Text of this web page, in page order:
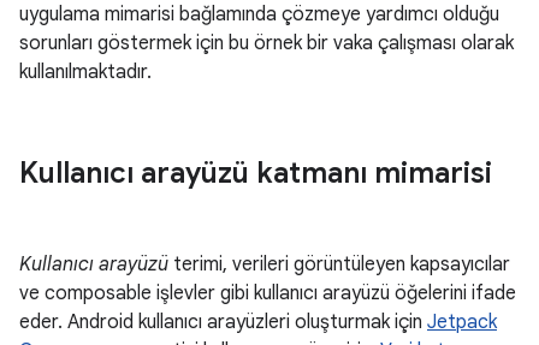
uygulama mimarisi bağlamında çözmeye yardımcı olduğu
sorunları göstermek için bu örnek bir vaka çalışması olarak
kullanılmaktadır.
Kullanıcı arayüzü katmanı mimarisi
Kullanıcı arayüzü terimi, verileri görüntüleyen kapsayıcılar
ve composable işlevler gibi kullanıcı arayüzü öğelerini ifade
eder. Android kullanıcı arayüzleri oluşturmak için Jetpack